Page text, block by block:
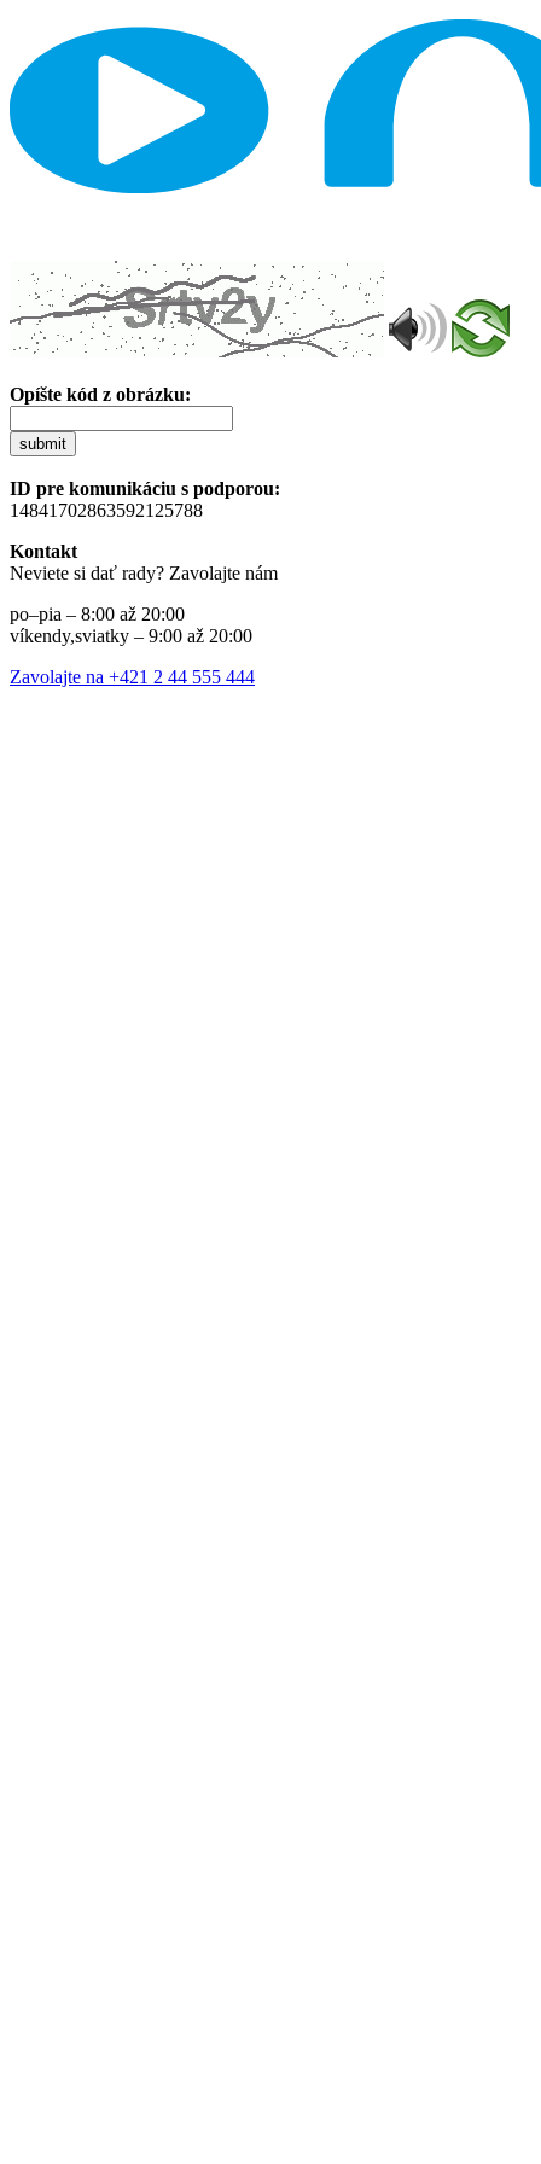
Opíšte kód z obrázku:
submit
ID pre komunikáciu s podporou:
14841702863592125788
Kontakt
Neviete si dať rady? Zavolajte nám
po–pia – 8:00 až 20:00
víkendy,sviatky – 9:00 až 20:00
Zavolajte na +421 2 44 555 444